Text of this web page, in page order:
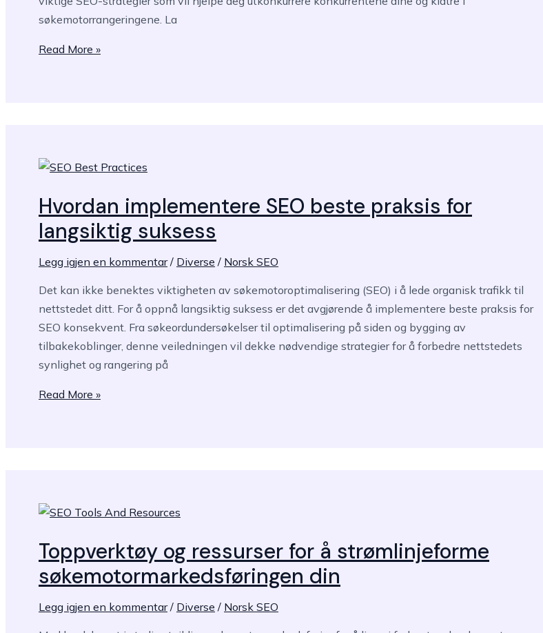
søkemotorrangeringene. La
Hold
beste
du
trenger
Read More »
Hvordan implementere SEO beste praksis for
langsiktig suksess
Legg igjen en kommentar / Diverse / Norsk SEO
Det kan ikke benektes viktigheten av søkemotoroptimalisering (SEO) i å lede organisk trafikk til
nettstedet ditt. For å oppnå langsiktig suksess er det avgjørende å implementere beste praksis for
SEO konsekvent. Fra søkeordundersøkelser til optimalisering på siden og bygging av
tilbakekoblinger, denne veiledningen vil dekke nødvendige strategier for å forbedre nettstedets
synlighet og rangering på
Hvordan
langsiktig
Read More »
Toppverktøy og ressurser for å strømlinjeforme
søkemotormarkedsføringen din
Legg igjen en kommentar / Diverse / Norsk SEO